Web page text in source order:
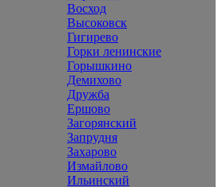
Восход
Высоковск
Гигирево
Горки ленинские
Горышкино
Демихово
Дружба
Ершово
Загорянский
Запрудня
Захарово
Измайлово
Ильинский